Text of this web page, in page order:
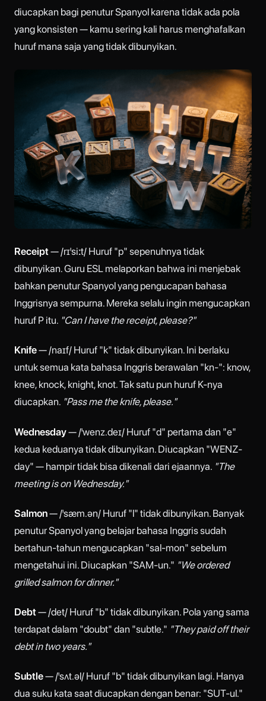
diucapkan bagi penutur Spanyol karena tidak ada pola
yang konsisten — kamu sering kali harus menghafalkan
huruf mana saja yang tidak dibunyikan.
Receipt— /rɪˈsiːt/ Huruf "p" sepenuhnya tidak
dibunyikan. Guru ESL melaporkan bahwa ini menjebak
bahkan penutur Spanyol yang pengucapan bahasa
Inggrisnya sempurna. Mereka selalu ingin mengucapkan
huruf P itu. "Can I have the receipt, please?"
Knife— /naɪf/ Huruf "k" tidak dibunyikan. Ini berlaku
untuk semua kata bahasa Inggris berawalan "kn-": know,
knee, knock, knight, knot. Tak satu pun huruf K-nya
diucapkan. "Pass me the knife, please."
Wednesday— /ˈwenz.deɪ/ Huruf "d" pertama dan "e"
kedua keduanya tidak dibunyikan. Diucapkan "WENZ-
day" — hampir tidak bisa dikenali dari ejaannya. "The
meeting is on Wednesday."
Salmon— /ˈsæm.ən/ Huruf "l" tidak dibunyikan. Banyak
penutur Spanyol yang belajar bahasa Inggris sudah
bertahun-tahun mengucapkan "sal-mon" sebelum
mengetahui ini. Diucapkan "SAM-un." "We ordered
grilled salmon for dinner."
Debt— /det/ Huruf "b" tidak dibunyikan. Pola yang sama
terdapat dalam "doubt" dan "subtle." "They paid off their
debt in two years."
Subtle— /ˈsʌt.əl/ Huruf "b" tidak dibunyikan lagi. Hanya
dua suku kata saat diucapkan dengan benar: "SUT-ul."